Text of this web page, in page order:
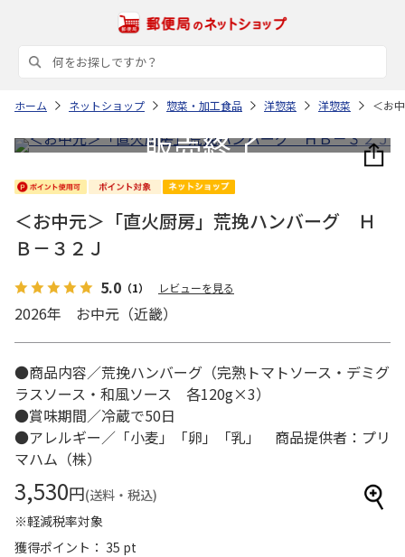
ホーム ネットショップ 惣菜・加工食品 洋惣菜 洋惣菜 ＜お
＜お中元＞「直火厨房」荒挽ハンバーグ Ｈ
Ｂ－３２Ｊ
5.0 （1） レビューを見る
2026年 お中元（近畿）
●商品内容／荒挽ハンバーグ（完熟トマトソース・デミグ
ラスソース・和風ソース 各120g×3）
●賞味期間／冷蔵で50日
●アレルギー／「小麦」「卵」「乳」 商品提供者：プリ
マハム（株）
3,530円(送料・税込)
※軽減税率対象
獲得ポイント： 35 pt